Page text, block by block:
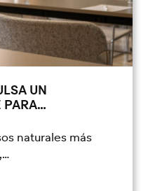
UN
PARA…
naturales más